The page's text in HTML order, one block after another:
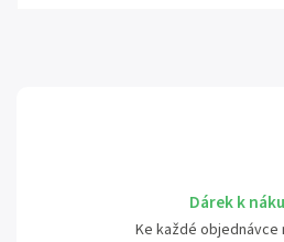
Dárek k
Ke každé objednávce